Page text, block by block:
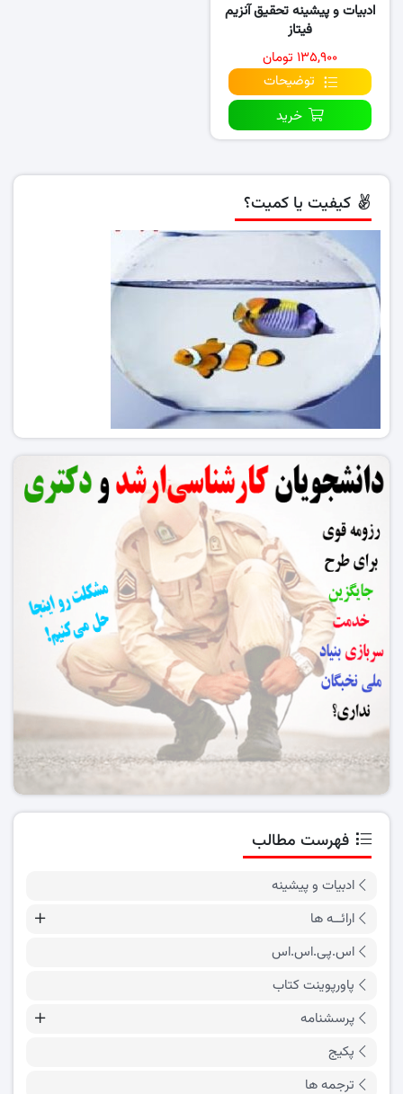
ادبیات و پیشینه تحقیق آنزیم
فیتاز
۱۳۵,۹۰۰ تومان
توضیحات
خرید
کیفیت یا کمیت؟
فهرست مطالب
ادبیات و پیشینه
ارائــه ها
اس.پی.اس.اس
پاورپوینت کتاب
پرسشنامه
پکیج
ترجمه ها